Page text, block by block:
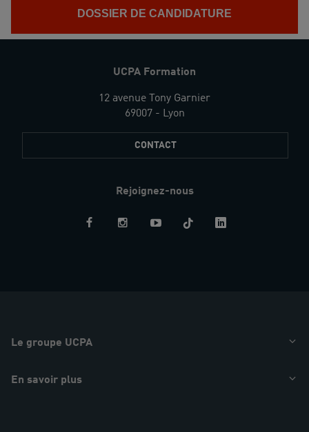
DOSSIER DE CANDIDATURE
UCPA Formation
12 avenue Tony Garnier
69007 - Lyon
CONTACT
Rejoignez-nous
Le groupe UCPA
En savoir plus